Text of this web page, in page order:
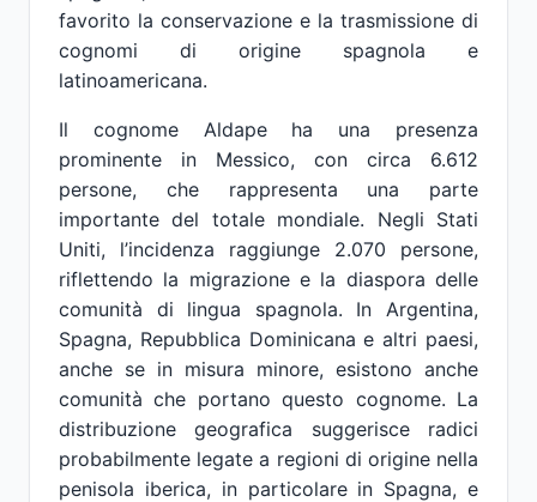
favorito la conservazione e la trasmissione di
cognomi di origine spagnola e
latinoamericana.
Il cognome Aldape ha una presenza
prominente in Messico, con circa 6.612
persone, che rappresenta una parte
importante del totale mondiale. Negli Stati
Uniti, l’incidenza raggiunge 2.070 persone,
riflettendo la migrazione e la diaspora delle
comunità di lingua spagnola. In Argentina,
Spagna, Repubblica Dominicana e altri paesi,
anche se in misura minore, esistono anche
comunità che portano questo cognome. La
distribuzione geografica suggerisce radici
probabilmente legate a regioni di origine nella
penisola iberica, in particolare in Spagna, e